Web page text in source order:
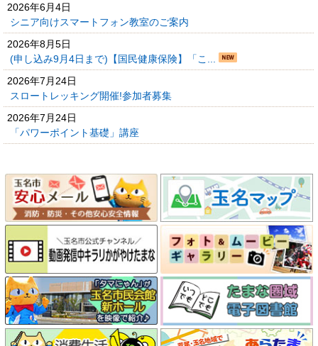
2026年6月4日
シニア向けスマートフォン教室のご案内
2026年8月5日
(申し込み9月4日まで)【国民健康保険】「こ...
2026年7月24日
スロートレッキング開催!参加者募集
2026年7月24日
「パワーポイント基礎」講座